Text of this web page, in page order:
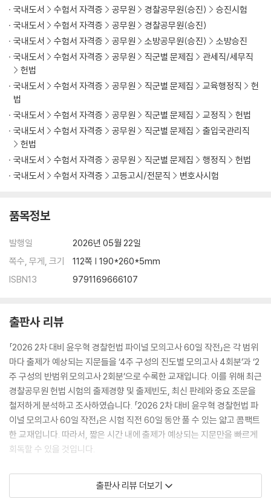
국내도서
수험서 자격증 공무원 경찰공무원(승진)
승진시험
국내도서
수험서 자격증 공무원
경찰공무원(승진)
국내도서
수험서 자격증 공무원 소방공무원(승진)
소방승진
국내도서
수험서 자격증 공무원 직군별 문제집
관세직/세무직
헌법
국내도서
수험서 자격증 공무원 직군별 문제집 교육행정직
헌
법
국내도서
수험서 자격증 공무원 직군별 문제집 교정직
헌법
국내도서
수험서 자격증 공무원 직군별 문제집
출입국관리직
헌법
국내도서
수험서 자격증 공무원 직군별 문제집 행정직
헌법
국내도서
수험서 자격증 고등고시/전문직 변호사시험
품목정보
발행일
2026년 05월 22일
쪽수, 무게, 크기
112쪽 | 190*260*5mm
ISBN13
9791169666107
출판사 리뷰
「2026 2차 대비 윤우혁 경찰헌법 파이널 모의고사 60일 작전」은 각 범위
마다 출제가 예상되는 지문들을 ‘4주 구성의 진도별 모의고사 4회분’과 ‘2
주 구성의 반범위 모의고사 2회분’으로 수록한 교재입니다. 이를 위해 최근
경찰공무원 헌법 시험의 출제경향 및 출제빈도, 최신 판례와 중요 조문을
철저하게 분석하고 조사하였습니다. 「2026 2차 대비 윤우혁 경찰헌법 파
이널 모의고사 60일 작전」은 시험 직전 60일 동안 풀 수 있는 얇고 콤팩트
한 교재입니다. 따라서, 짧은 시간 내에 출제가 예상되는 지문만을 빠르게
회독할 수 있을 것입니다.
1. 120개 핵심문항으로 끝내는 경찰헌법!
최근 경찰공무원 헌법 시험의 출제경향과 출제빈도를 철저히 조사·분석한
출판사 리뷰 더보기